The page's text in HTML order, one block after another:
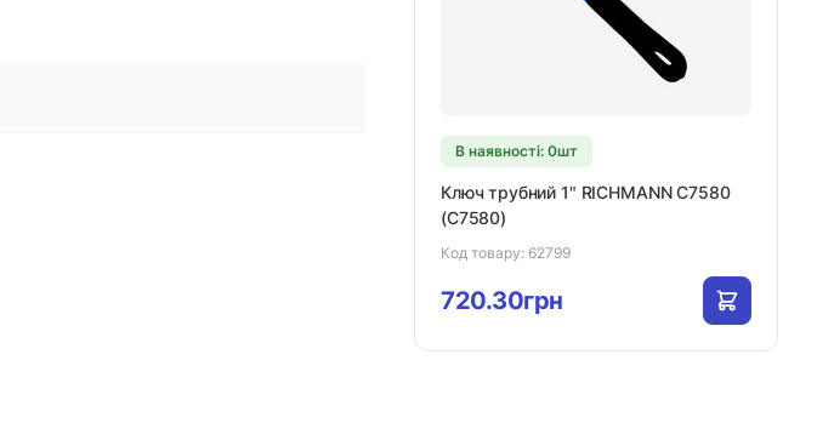
В наявності: 0шт
Ключ трубний 1" RICHMANN C7580
(C7580)
Код товару: 62799
720.30грн